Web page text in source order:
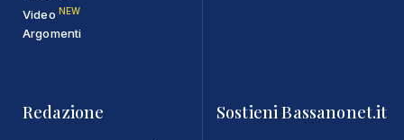
Video NEW
Argomenti
Redazione Sostieni Bassanonet.it